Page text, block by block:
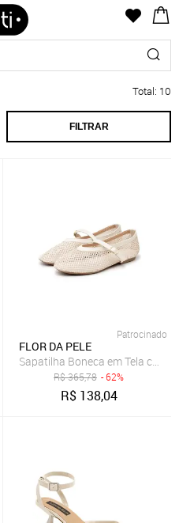
Total: 10
FILTRAR
Quadrado Salto Baixo 5410 Croco
Patrocinado
FLOR DA PELE
Sapatilha Boneca em Tela com
R$365,78 - 62%
R$ 138,04